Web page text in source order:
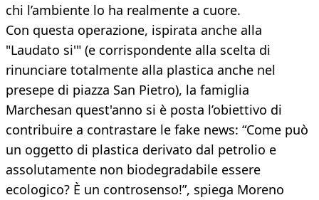
chi l’ambiente lo ha realmente a cuore.
Con questa operazione, ispirata anche alla
"Laudato si'" (e corrispondente alla scelta di
rinunciare totalmente alla plastica anche nel
presepe di piazza San Pietro), la famiglia
Marchesan quest'anno si è posta l’obiettivo di
contribuire a contrastare le fake news: “Come può
un oggetto di plastica derivato dal petrolio e
assolutamente non biodegradabile essere
ecologico? È un controsenso!”, spiega Moreno